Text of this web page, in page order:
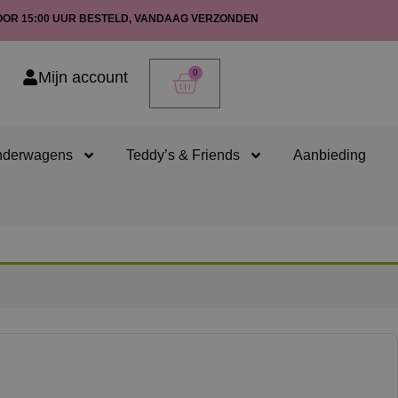
15:00 UUR BESTELD, VANDAAG VERZONDEN
Mijn account 0
Teddy’s & Friends Aanbieding